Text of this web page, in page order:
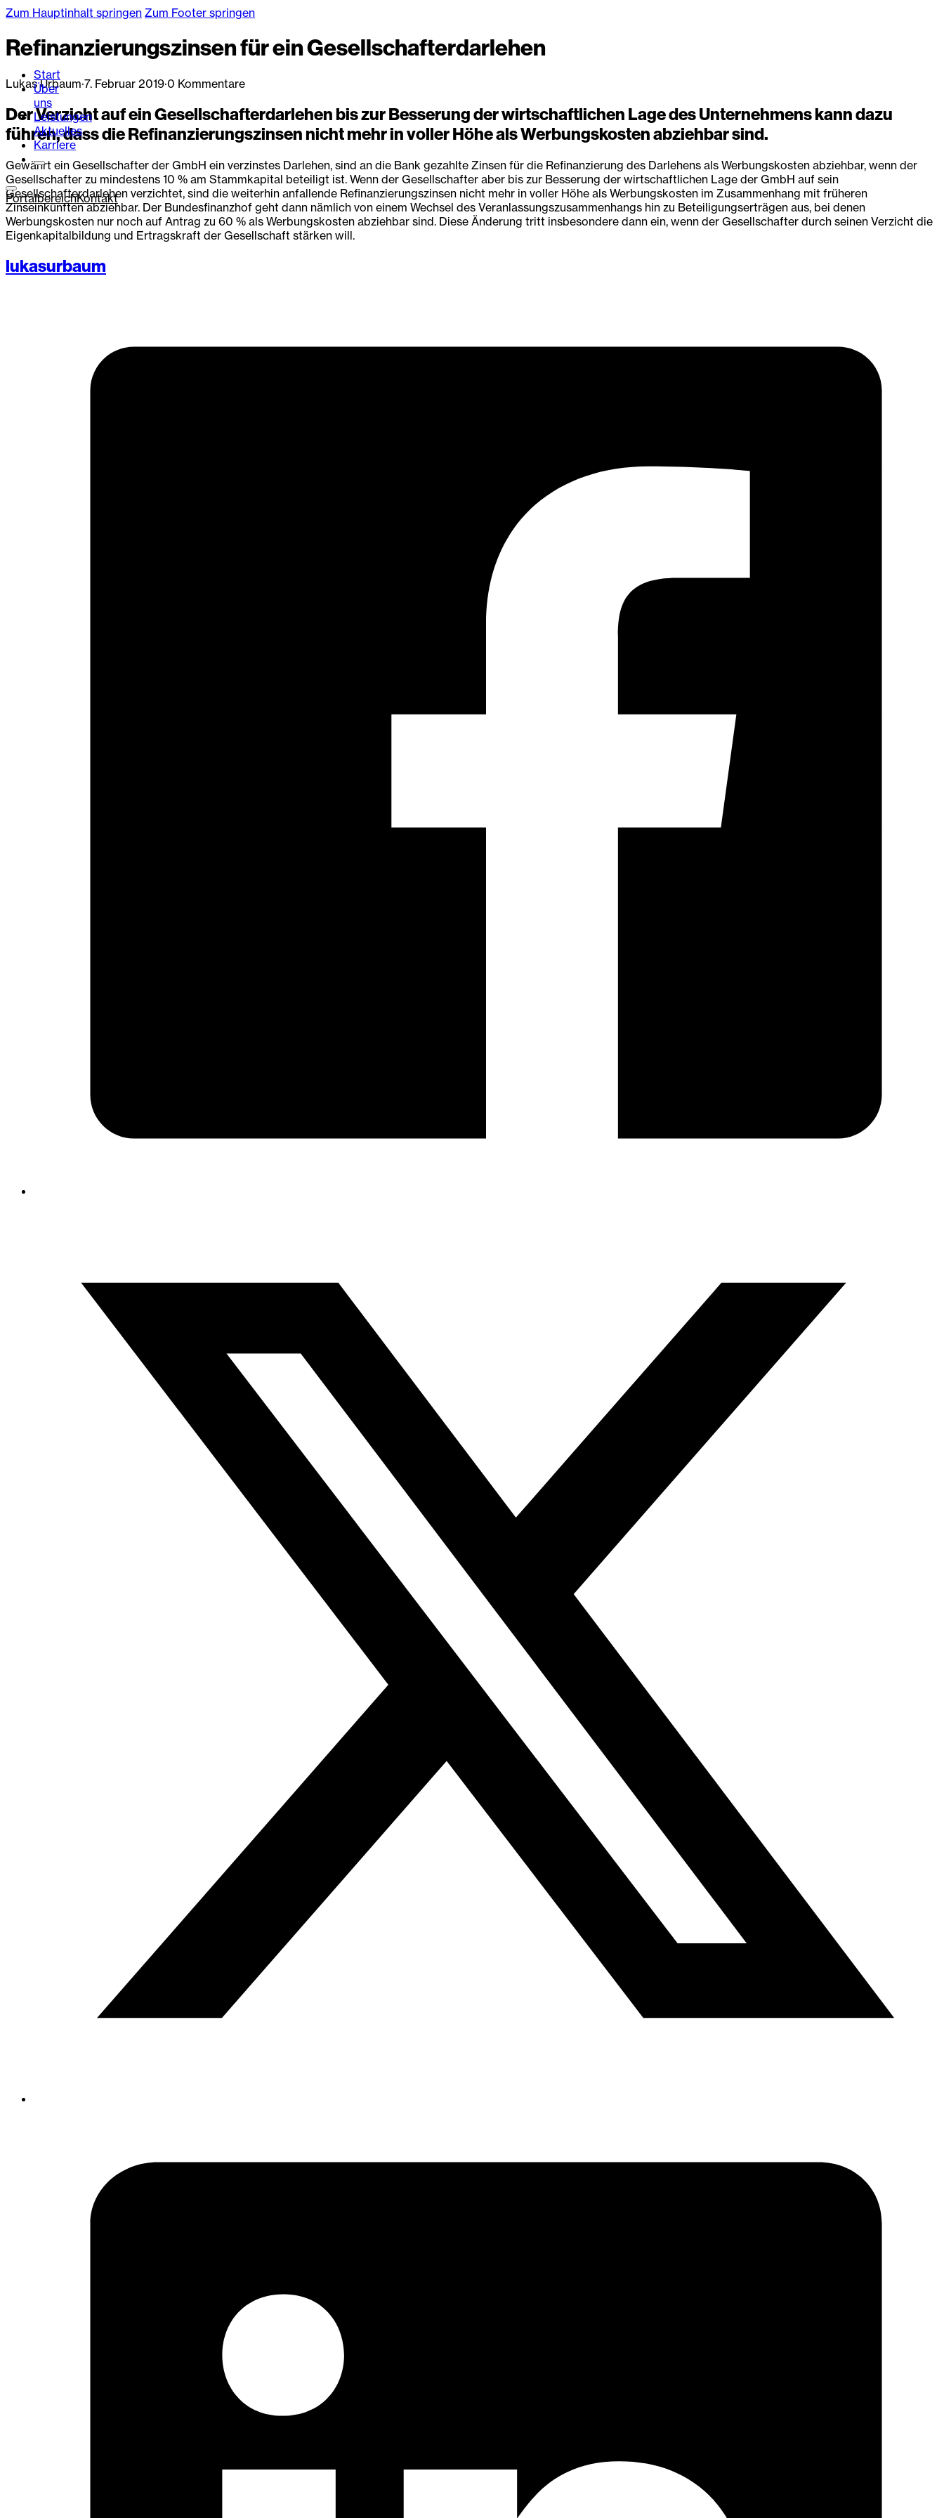
Zum Hauptinhalt springen Zum Footer springen
Start
Über
uns
Leistungen
Aktuelles
Karriere
PortalbereichKontakt
Refinanzierungszinsen für ein Gesellschafterdarlehen
Lukas Urbaum·7. Februar 2019·0 Kommentare
Der Verzicht auf ein Gesellschafterdarlehen bis zur Besserung der wirtschaftlichen Lage des Unternehmens kann dazu
führen, dass die Refinanzierungszinsen nicht mehr in voller Höhe als Werbungskosten abziehbar sind.
Gewährt ein Gesellschafter der GmbH ein verzinstes Darlehen, sind an die Bank gezahlte Zinsen für die Refinanzierung des Darlehens als Werbungskosten abziehbar, wenn der
Gesellschafter zu mindestens 10 % am Stammkapital beteiligt ist. Wenn der Gesellschafter aber bis zur Besserung der wirtschaftlichen Lage der GmbH auf sein
Gesellschafterdarlehen verzichtet, sind die weiterhin anfallende Refinanzierungszinsen nicht mehr in voller Höhe als Werbungskosten im Zusammenhang mit früheren
Zinseinkünften abziehbar. Der Bundesfinanzhof geht dann nämlich von einem Wechsel des Veranlassungszusammenhangs hin zu Beteiligungserträgen aus, bei denen
Werbungskosten nur noch auf Antrag zu 60 % als Werbungskosten abziehbar sind. Diese Änderung tritt insbesondere dann ein, wenn der Gesellschafter durch seinen Verzicht die
Eigenkapitalbildung und Ertragskraft der Gesellschaft stärken will.
lukasurbaum